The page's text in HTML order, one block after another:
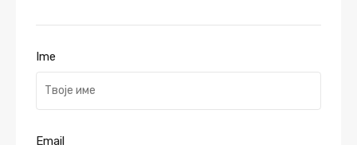
Ime
Email